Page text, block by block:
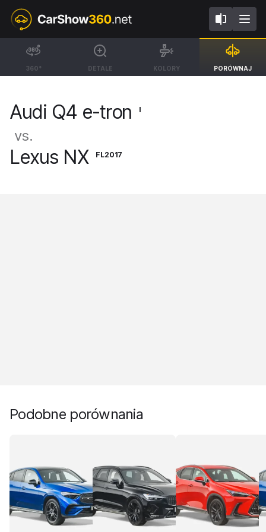
360° DETALE KOLORY PORÓWNAJ
Audi Q4 e-tron Lexus NX
FL2017
Audi Q4 e-tron I
vs.
Lexus NX FL2017
Podobne porównania